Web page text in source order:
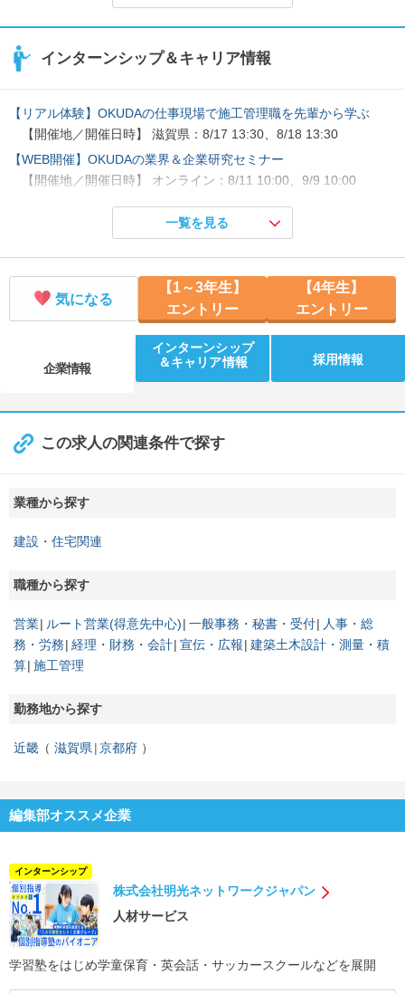
インターンシップ＆キャリア情報
【リアル体験】OKUDAの仕事現場で施工管理職を先輩から学ぶ
【開催地／開催日時】 滋賀県：8/17 13:30、8/18 13:30
【WEB開催】OKUDAの業界＆企業研究セミナー
【開催地／開催日時】 オンライン：8/11 10:00、9/9 10:00
【５日間開催：体験型】OKUDAの仕事現場に潜入！
【開催地／開催日時】 滋賀県：8/24 08:20、9/14 08:20
一覧を見る
気になる
【1～3年生】
エントリー
【4年生】
エントリー
企業情報
インターンシップ
＆キャリア情報
採用情報
この求人の関連条件で探す
業種から探す
建設・住宅関連
職種から探す
営業 ルート営業(得意先中心) 一般事務・秘書・受付
人事・総
務・労務 経理・財務・会計 宣伝・広報 建築土木設計・測量・積
算 施工管理
勤務地から探す
近畿 滋賀県 京都府
編集部オススメ企業
インターンシップ
株式会社明光ネットワークジャパン
人材サービス
学習塾をはじめ学童保育・英会話・サッカースクールなどを展開